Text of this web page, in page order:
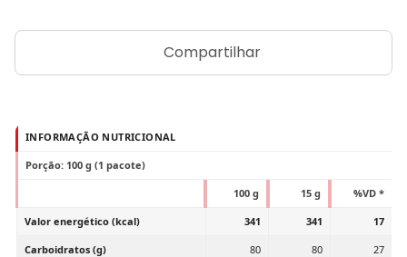
Compartilhar
INFORMAÇÃO NUTRICIONAL
Porção: 100 g (1 pacote)
100 g 15 g %VD *
Valor energético (kcal) 341 341 17
Carboidratos (g) 80 80 27